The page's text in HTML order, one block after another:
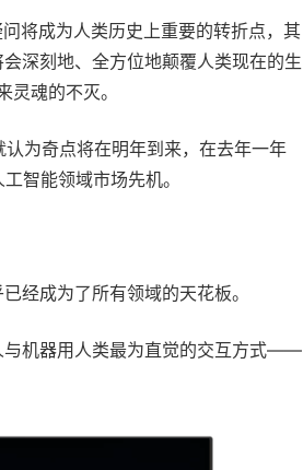
将成为人类历史上重要的转折点，其
深刻地、全方位地颠覆人类现在的生
魂的不灭。
为奇点将在明年到来，在去年一年
智能领域市场先机。
经成为了所有领域的天花板。
与机器用人类最为直觉的交互方式——